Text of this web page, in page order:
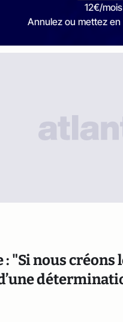
12€/
Annulez ou mettez
"Si nous créons